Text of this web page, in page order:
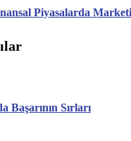
Piyasalarda
Başarının Sırları